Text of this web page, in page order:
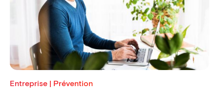
Entreprise | Prévention